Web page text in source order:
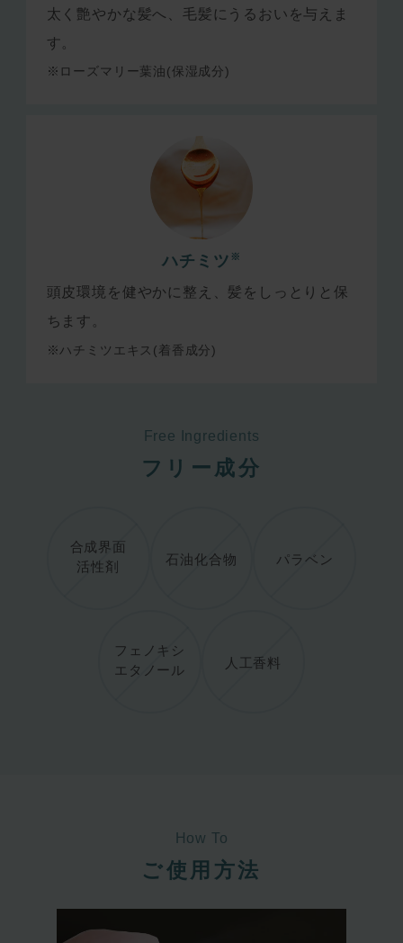
太く艶やかな髪へ、毛髪にうるおいを与えま
す。
※ローズマリー葉油(保湿成分)
ハチミツ ※
頭皮環境を健やかに整え、髪をしっとりと保
ちます。
※ハチミツエキス(着香成分)
Free Ingredients
フリー成分
合成界面
活性剤
石油化合物 パラベン
フェノキシ
エタノール
人工香料
How To
ご使用方法